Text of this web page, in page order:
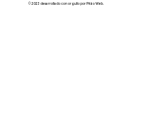
© 2023 desarrollado con orgullo por Pitão Web.